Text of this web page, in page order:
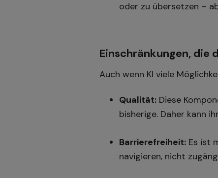
oder zu übersetzen –
Einschränkungen, die
Auch wenn KI viele
Qualität: Diese
bisherige. Daher kann
Barrierefreiheit: Es ist
navigieren, nicht